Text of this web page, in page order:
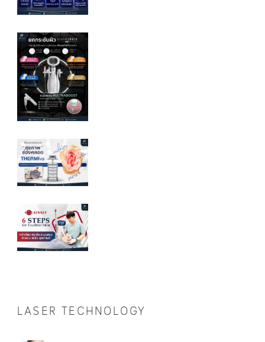
LASER TECHNOLOGY